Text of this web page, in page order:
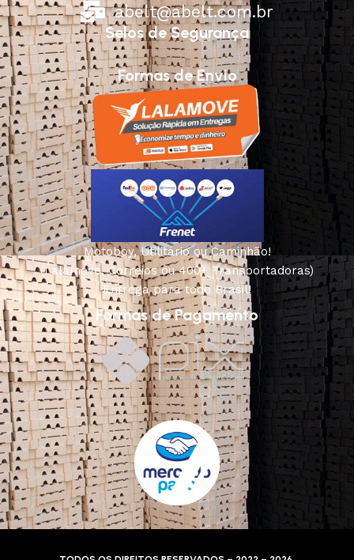
abelt@abelt.com.br
Selos de Segurança
Formas de Envio
Motoboy, Utilitário ou Caminhão!
(Lalamove, Correios ou 400+ Transportadoras)
Entrega para todo Brasil!
Formas de Pagamento